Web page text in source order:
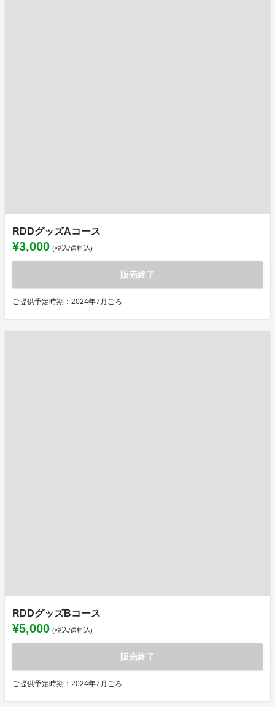
RDDグッズAコース
¥3,000 (税込/送料込)
販売終了
ご提供予定時期：2024年7月ごろ
RDDグッズBコース
¥5,000 (税込/送料込)
販売終了
ご提供予定時期：2024年7月ごろ